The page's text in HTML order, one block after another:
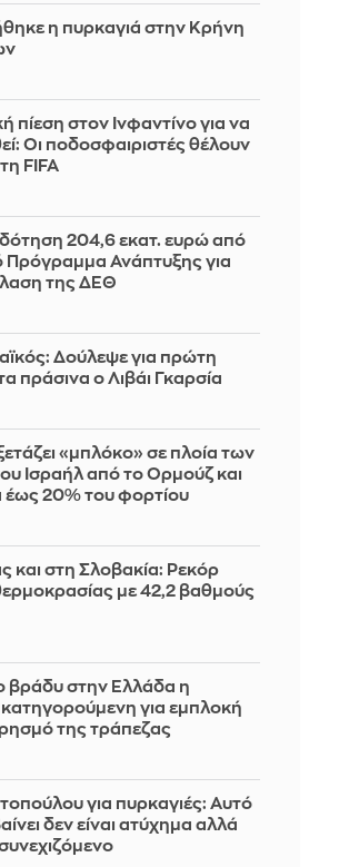
η πυρκαγιά στην Κρήνη
πίεση στον Ινφαντίνο για να
Οι ποδοσφαιριστές θέλουν
FIFA
204,6 εκατ. ευρώ από
Πρόγραμμα Ανάπτυξης για
της ΔΕΘ
Δούλεψε για πρώτη
πράσινα ο Λιβάι Γκαρσία
«μπλόκο» σε πλοία των
Ισραήλ από το Ορμούζ και
έως 20% του φορτίου
και στη Σλοβακία: Ρεκόρ
με 42,2 βαθμούς
βράδυ στην Ελλάδα η
για εμπλοκή
της τράπεζας
για πυρκαγιές: Αυτό
δεν είναι ατύχημα αλλά